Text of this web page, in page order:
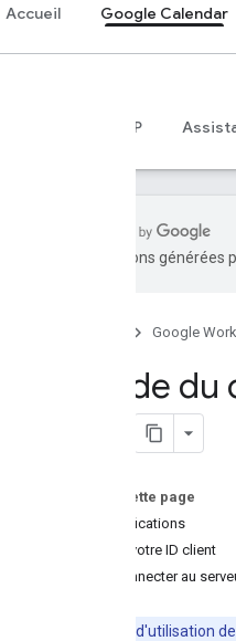
Accueil Google Calendar
Serveur MCP
traductions générées
Google
Guide
Sur cette page
Spécifications
Créer votre ID client
Se connecter au
Les limites d'utilisation